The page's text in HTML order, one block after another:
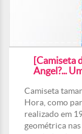
[Camiseta
Angel?...
Camiseta
Hora, como
realizado em
geométrica